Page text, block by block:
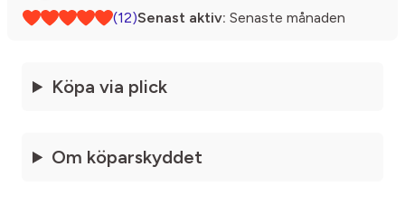
(12)Senast aktiv: Senaste månaden
Köpa via plick
Om köparskyddet